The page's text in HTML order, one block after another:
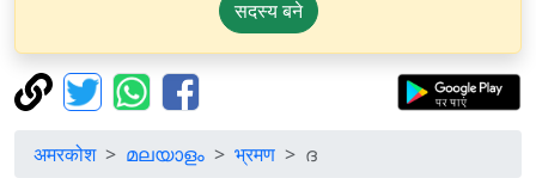
सदस्य बने
अमरकोश മലയാളം भ्रमण ദ